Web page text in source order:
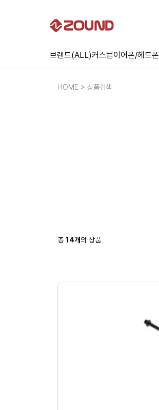
브랜드(ALL)커스텀이어폰/헤드폰
HOME > 상품검색
총 14개의 상품